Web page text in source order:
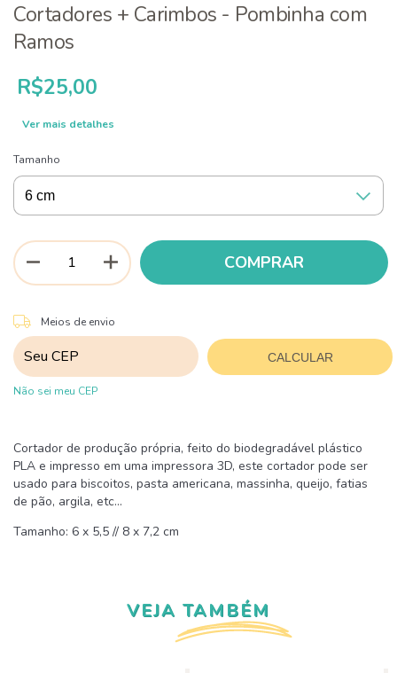
Cortadores + Carimbos - Pombinha com
Ramos
R$25,00
Ver mais detalhes
Tamanho
Entregas para o CEP:
Meios de envio
CALCULAR
Não sei meu CEP
Cortador de produção própria, feito do biodegradável plástico
PLA e impresso em uma impressora 3D, este cortador pode ser
usado para biscoitos, pasta americana, massinha, queijo, fatias
de pão, argila, etc...
Tamanho: 6 x 5,5 // 8 x 7,2 cm
VEJA TAMBÉM